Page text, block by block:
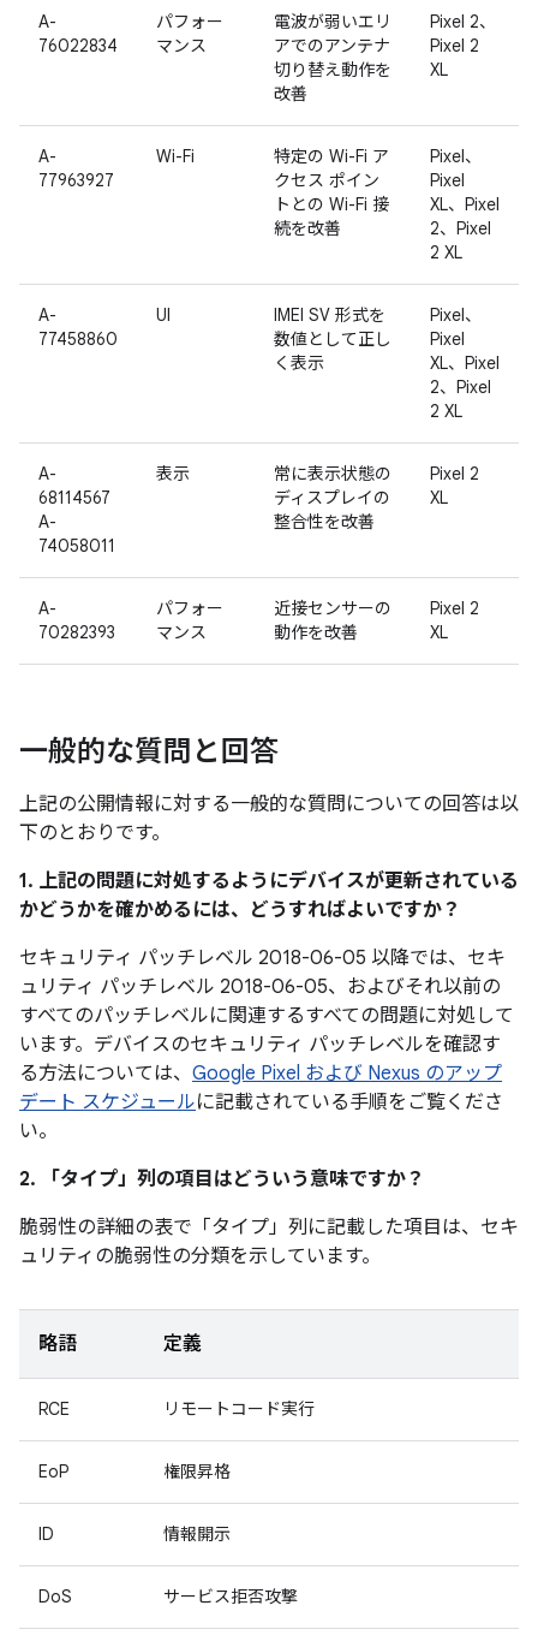
A-
76022834
パフォー
マンス
電波が弱いエリ
アでのアンテナ
切り替え動作を
改善
Pixel 2、
Pixel 2
XL
A-
77963927
Wi-Fi
特定の Wi-Fi ア
クセス ポイン
トとの Wi-Fi 接
続を改善
Pixel、
Pixel
XL、Pixel
2、Pixel
2 XL
A-
77458860
UI
IMEI SV 形式を
数値として正し
く表示
Pixel、
Pixel
XL、Pixel
2、Pixel
2 XL
A-
68114567
A-
74058011
表示
常に表示状態の
ディスプレイの
整合性を改善
Pixel 2
XL
A-
70282393
パフォー
マンス
近接センサーの
動作を改善
Pixel 2
XL
一般的な質問と回答
上記の公開情報に対する一般的な質問についての回答は以
下のとおりです。
1. 上記の問題に対処するようにデバイスが更新されている
かどうかを確かめるには、どうすればよいですか？
セキュリティ パッチレベル 2018-06-05 以降では、セキ
ュリティ パッチレベル 2018-06-05、およびそれ以前の
すべてのパッチレベルに関連するすべての問題に対処して
います。デバイスのセキュリティ パッチレベルを確認す
る方法については、 Google Pixel および Nexus のアップ
デート スケジュールに記載されている手順をご覧くださ
い。
2. 「タイプ」 列の項目はどういう意味ですか？
脆弱性の詳細の表で「タイプ」 列に記載した項目は、セキ
ュリティの脆弱性の分類を示しています。
略語 定義
RCE リモートコード実行
EoP 権限昇格
ID 情報開示
DoS サービス拒否攻撃